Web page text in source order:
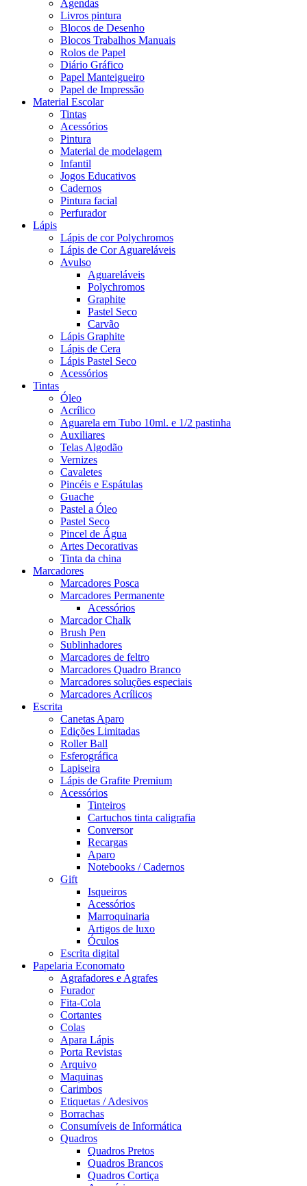
Agendas
Livros pintura
Blocos de Desenho
Blocos Trabalhos Manuais
Rolos de Papel
Diário Gráfico
Papel Manteigueiro
Papel de Impressão
Material Escolar
Tintas
Acessórios
Pintura
Material de modelagem
Infantil
Jogos Educativos
Cadernos
Pintura facial
Perfurador
Lápis
Lápis de cor Polychromos
Lápis de Cor Aguareláveis
Avulso
Aguareláveis
Polychromos
Graphite
Pastel Seco
Carvão
Lápis Graphite
Lápis de Cera
Lápis Pastel Seco
Acessórios
Tintas
Óleo
Acrílico
Aguarela em Tubo 10ml. e 1/2 pastinha
Auxiliares
Telas Algodão
Vernizes
Cavaletes
Pincéis e Espátulas
Guache
Pastel a Óleo
Pastel Seco
Pincel de Água
Artes Decorativas
Tinta da china
Marcadores
Marcadores Posca
Marcadores Permanente
Acessórios
Marcador Chalk
Brush Pen
Sublinhadores
Marcadores de feltro
Marcadores Quadro Branco
Marcadores soluções especiais
Marcadores Acrílicos
Escrita
Canetas Aparo
Edições Limitadas
Roller Ball
Esferográfica
Lapiseira
Lápis de Grafite Premium
Acessórios
Tinteiros
Cartuchos tinta caligrafia
Conversor
Recargas
Aparo
Notebooks / Cadernos
Gift
Isqueiros
Acessórios
Marroquinaria
Artigos de luxo
Óculos
Escrita digital
Papelaria Economato
Agrafadores e Agrafes
Furador
Fita-Cola
Cortantes
Colas
Apara Lápis
Porta Revistas
Arquivo
Maquinas
Carimbos
Etiquetas / Adesivos
Borrachas
Consumíveis de Informática
Quadros
Quadros Pretos
Quadros Brancos
Quadros Cortiça